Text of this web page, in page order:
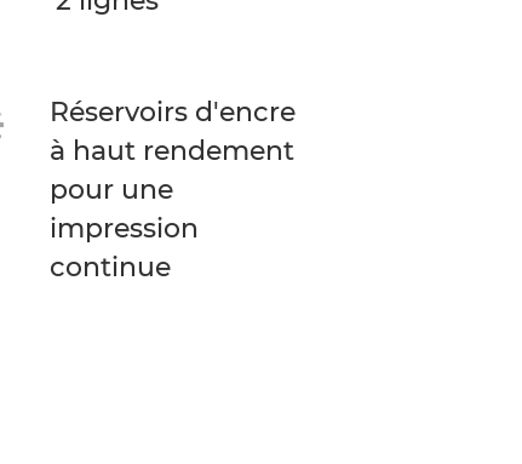
Réservoirs d'encre
à haut rendement
pour une
impression
continue